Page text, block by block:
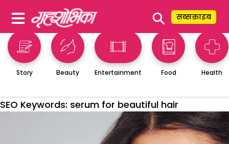
⚲ सब्सक्राइब
Story Beauty Entertainment Food Health
SEO Keywords: serum for beautiful hair